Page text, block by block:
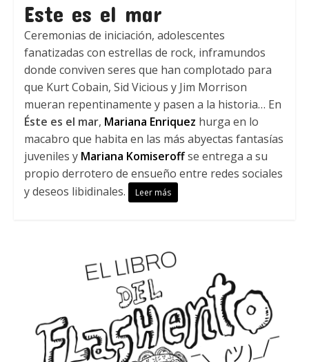
Este es el mar
Ceremonias de iniciación, adolescentes
fanatizadas con estrellas de rock, inframundos
donde conviven seres que han complotado para
que Kurt Cobain, Sid Vicious y Jim Morrison
mueran repentinamente y pasen a la historia… En
Éste es el mar, Mariana Enriquez hurga en lo
macabro que habita en las más abyectas fantasías
juveniles y Mariana Komiseroffse entrega a su
propio derrotero de ensueño entre redes sociales
y deseos libidinales.
Leer más